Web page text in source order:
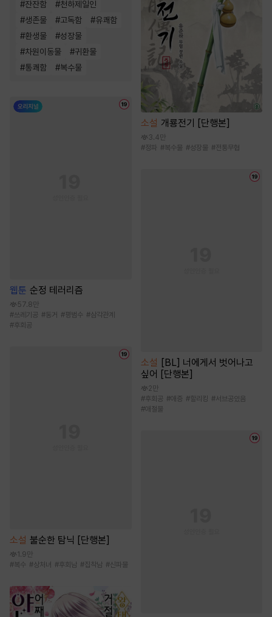
#잔잔함 #천하제일인
#생존물 #고독함 #유쾌함
#환생물 #성장물
#차원이동물 #귀환물
#통쾌함 #복수물
웹툰 순정 테러리즘
57.8만
#쓰레기공 #동거 #평범수 #삼각관계
#후회공
소설 불순한 탐닉 [단행본]
1.9만
#복수 #상처녀 #후회남 #집착남 #신파물
소설 개룡전기 [단행본]
3.4만
#정파 #복수물 #성장물 #전통무협
소설 [BL] 너에게서 벗어나고
싶어 [단행본]
2만
#후회공 #애증 #할리킹 #서브공있음
#애절물